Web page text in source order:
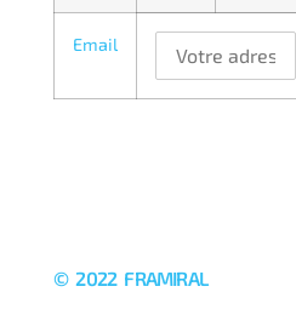
Email
© 2022 FRAMIRAL